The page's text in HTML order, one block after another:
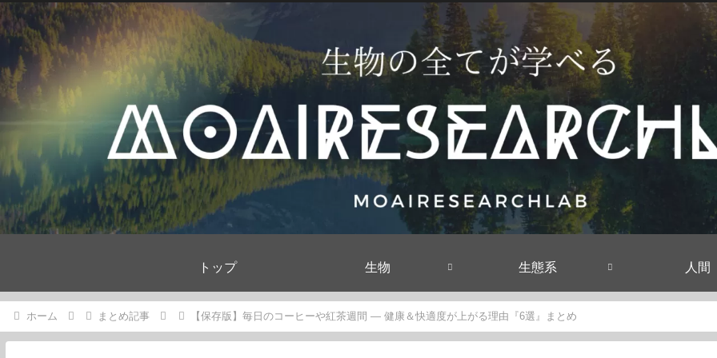
トップ 生物 生態系 人間
ホーム まとめ記事 【保存版】毎日のコーヒーや紅茶週間 — 健康＆快適度が上がる理由『6選』まとめ